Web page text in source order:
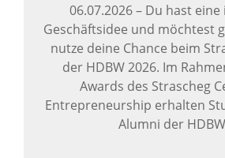
06.07.2026–Du hast eine
Geschäftsidee und möchtest
nutze deine Chance beim
der HDBW 2026. Im
Awards des Strascheg
Entrepreneurship erhalten
Alumni der